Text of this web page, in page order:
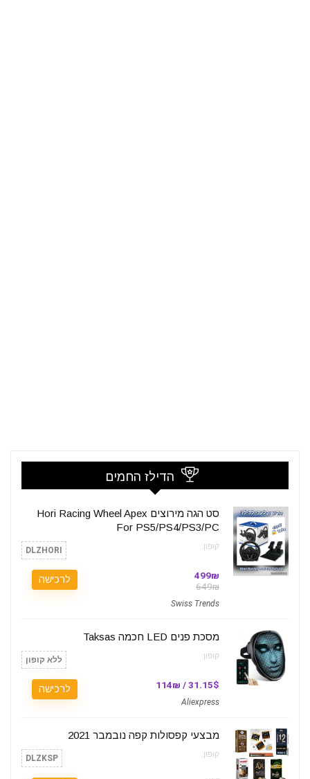
הדילז החמים
סט הגה מירוצים Hori Racing Wheel Apex
For PS5/PS4/PS3/PC
קופון: DLZHORI
499₪
649₪
Swiss Trends
לרכישה
מסכת פנים LED חכמה Taksas
קופון: ללא קופון
31.15$ / 114₪
Aliexpress
לרכישה
מבצעי קפסולות קפה נובמבר 2021
קופון: DLZKSP